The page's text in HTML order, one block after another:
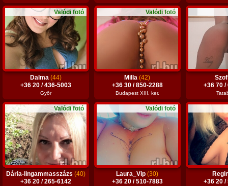
Valódi fotó
Dalma (44)
+36 20 / 436-5003
Győr
Valódi fotó
Milla(42)
+36 30 / 850-2288
Budapest XIII. ker.
+36 70 /
Valódi fotó
Dária-lingammasszázs (40)
+36 20 / 265-6142
Valódi fotó
Laura_Vip(30)
+36 20 / 510-7883
+36 20 /